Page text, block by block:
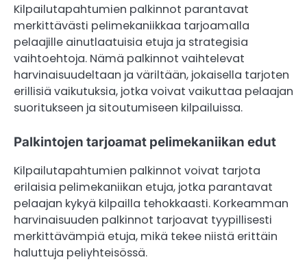
Kilpailutapahtumien palkinnot parantavat
merkittävästi pelimekaniikkaa tarjoamalla
pelaajille ainutlaatuisia etuja ja strategisia
vaihtoehtoja. Nämä palkinnot vaihtelevat
harvinaisuudeltaan ja väriltään, jokaisella tarjoten
erillisiä vaikutuksia, jotka voivat vaikuttaa pelaajan
suoritukseen ja sitoutumiseen kilpailuissa.
Palkintojen tarjoamat pelimekaniikan edut
Kilpailutapahtumien palkinnot voivat tarjota
erilaisia pelimekaniikan etuja, jotka parantavat
pelaajan kykyä kilpailla tehokkaasti. Korkeamman
harvinaisuuden palkinnot tarjoavat tyypillisesti
merkittävämpiä etuja, mikä tekee niistä erittäin
haluttuja peliyhteisössä.